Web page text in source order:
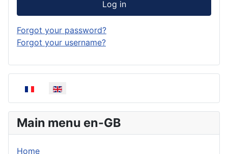
Log in
Forgot your password?
Forgot your username?
Select your language
Main menu en-GB
Home